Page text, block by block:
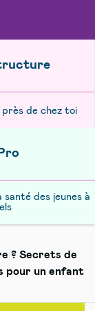
près de chez toi
des jeunes à
? Secrets de
pour un enfant